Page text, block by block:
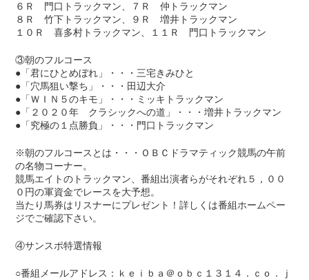
６Ｒ 門口トラックマン、７Ｒ 仲トラックマン
８Ｒ 竹下トラックマン、９Ｒ 増井トラックマン
１０Ｒ 喜多村トラックマン、１１Ｒ 門口トラックマン
③朝のフルコース
●「君にひとめぼれ」・・・三宅きみひと
●「穴馬狙い撃ち」・・・田辺大介
●「ＷＩＮ５のキモ」・・・ミッキトラックマン
●「２０２０年 クラシックへの道」・・・増井トラックマン
●「究極の１点勝負」・・・門口トラックマン
※朝のフルコースとは・・・ＯＢＣドラマティック競馬の午前
の名物コーナー。
競馬エイトのトラックマン、番組出演者らがそれぞれ５，００
０円の軍資金でレースを大予想。
当たり馬券はリスナーにプレゼント！詳しくは番組ホームペー
ジでご確認下さい。
④サンスポ特選情報
○番組メールアドレス：ｋｅｉｂａ＠ｏｂｃ１３１４．ｃｏ．ｊ